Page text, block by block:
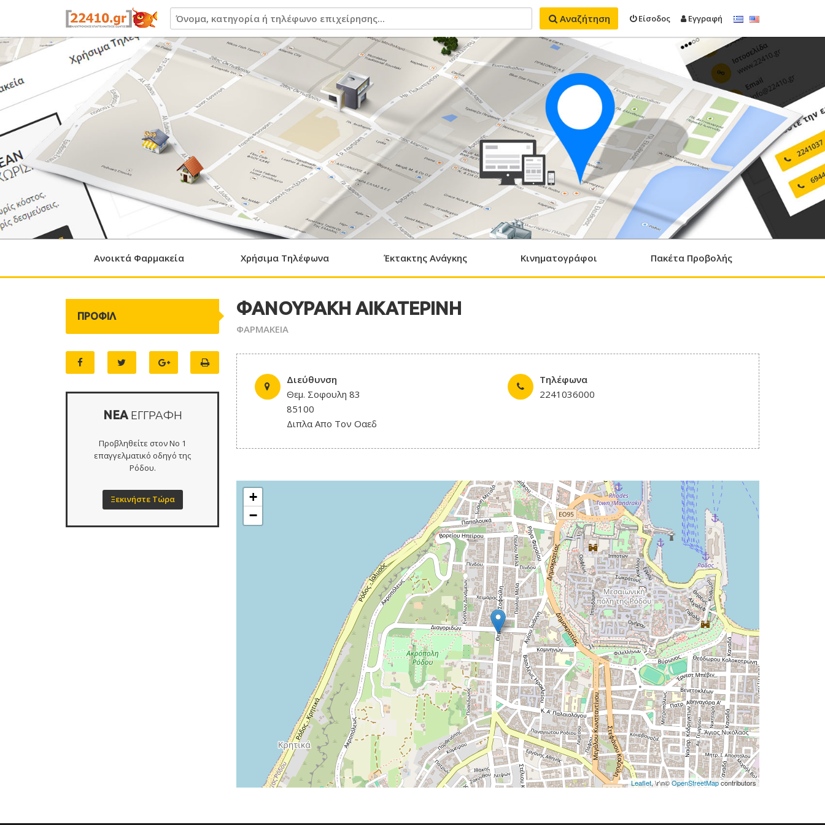
22410.gr
Εγγραφή
Είσοδος
Αναζήτηση
Ανοικτά Φαρμακεία Χρήσιμα Τηλέφωνα Έκτακτης Ανάγκης Κινηματογράφοι Πακέτα Προβολής
ΦΑΝΟΥΡΑΚΗ ΑΙΚΑΤΕΡΙΝΗ
ΦΑΡΜΑΚΕΙΑ
Διεύθυνση
Θεμ. Σοφουλη 83
85100
Διπλα Απο Τον Οαεδ
Τηλέφωνα
2241036000
+
−
Leaflet, \r\n©OpenStreetMapcontributors
ΠΡΟΦΙΛ
ΝΕΑ ΕΓΓΡΑΦΗ
Προβληθείτε στον Νο 1
επαγγελματικό οδηγό της
Ρόδου.
Ξεκινήστε Τώρα